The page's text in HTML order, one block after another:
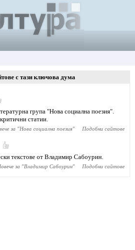
с тази ключова дума
група "Нова социална поезия".
статии.
за "Нова социална поезия" Подобни сайтове
текстове от Владимир Сабоурин.
за "Владимир Сабоурин" Подобни сайтове